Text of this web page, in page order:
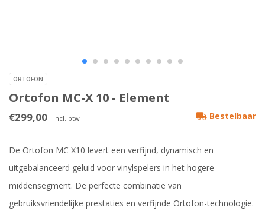
ORTOFON
Ortofon MC-X 10 - Element
€299,00 Incl. btw Bestelbaar
De Ortofon MC X10 levert een verfijnd, dynamisch en
uitgebalanceerd geluid voor vinylspelers in het hogere
middensegment. De perfecte combinatie van
gebruiksvriendelijke prestaties en verfijnde Ortofon-technologie.